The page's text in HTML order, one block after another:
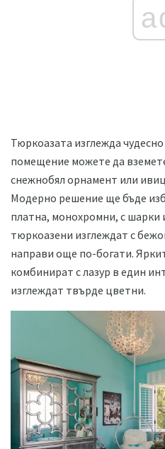
Тюркоазата изглежда
помещение можете да
снежнобял орнамент или
Модерно решение ще бъде
платна, монохромни, с шарки
тюркоазени изглеждат с
направи още по-богати.
комбинират с лазур в един
изглеждат твърде цветни.